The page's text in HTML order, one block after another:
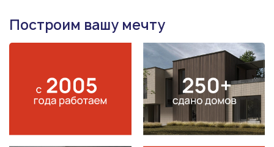
Построим вашу мечту